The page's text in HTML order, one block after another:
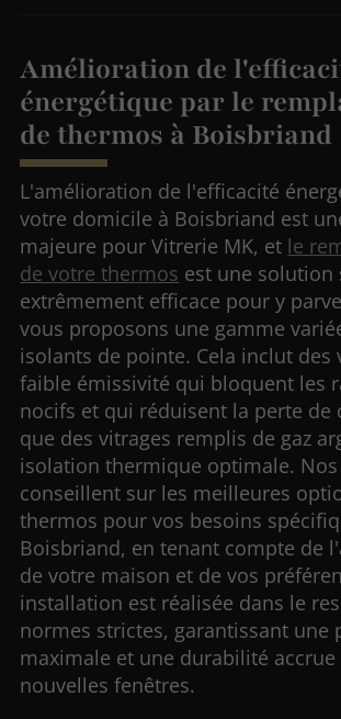
Amélioration de
énergétique par le
de thermos à Boisbriand
L'amélioration de l'efficacité
votre domicile à Boisbriand est
majeure pour Vitrerie MK, et le
de votre thermos est une solution
extrêmement efficace pour y
vous proposons une gamme
isolants de pointe. Cela inclut des
faible émissivité qui bloquent les
nocifs et qui réduisent la perte de
que des vitrages remplis de gaz
isolation thermique optimale. Nos
conseillent sur les meilleures
thermos pour vos besoins
Boisbriand, en tenant compte de
de votre maison et de vos
installation est réalisée dans le
normes strictes, garantissant une
maximale et une durabilité accrue
nouvelles fenêtres.